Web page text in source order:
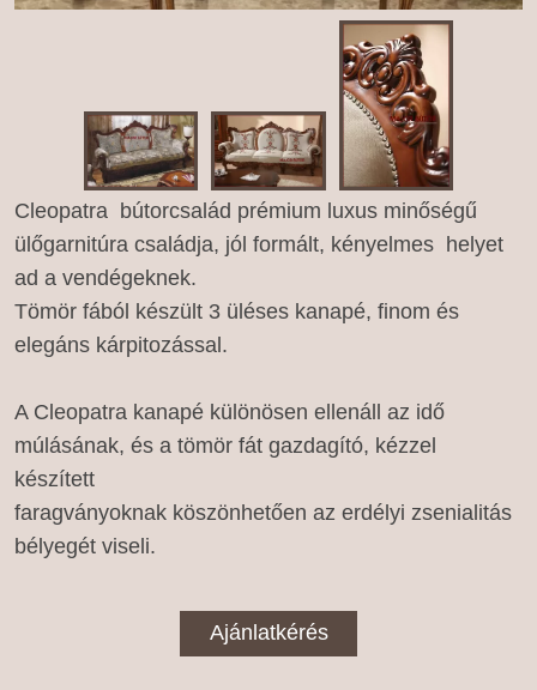
Cleopatra bútorcsalád prémium luxus minőségű
ülőgarnitúra családja, jól formált, kényelmes helyet
ad a vendégeknek.
Tömör fából készült 3 üléses kanapé, finom és
elegáns kárpitozással.
A Cleopatra kanapé különösen ellenáll az idő
múlásának, és a tömör fát gazdagító, kézzel
készített
faragványoknak köszönhetően az erdélyi zsenialitás
bélyegét viseli.
Ajánlatkérés